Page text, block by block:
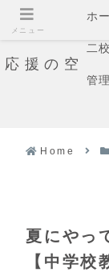
応援の空
ホ
二
管
Home
夏にやっ
【中学校
メニュー